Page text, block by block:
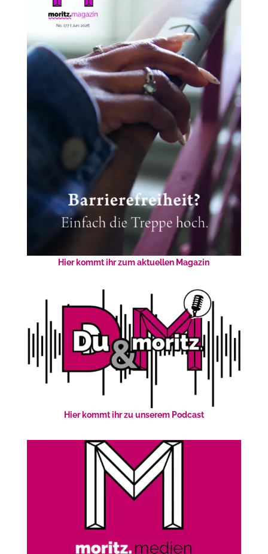
Hier kommt ihr zum aktuellen Magazin
Hier kommt ihr zu unserem Podcast